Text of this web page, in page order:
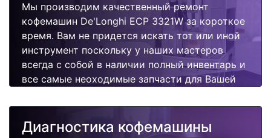
Мы производим качественный ремонт
кофемашин De'Longhi ECP 3321W за короткое
время. Вам не придется искать тот или иной
инструмент поскольку у наших мастеров
всегда с собой в наличии полный инвентарь и
все самые неоходимые запчасти для Вашей
качественно и недорого.
Диагностика кофемашины